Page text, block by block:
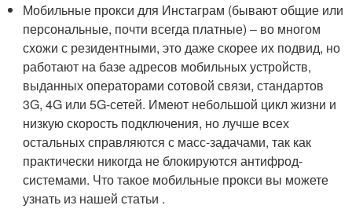
Мобильные прокси для Инстаграм (бывают общие или
персональные, почти всегда платные) – во многом
схожи с резидентными, это даже скорее их подвид, но
работают на базе адресов мобильных устройств,
выданных операторами сотовой связи, стандартов
3G, 4G или 5G-сетей. Имеют небольшой цикл жизни и
низкую скорость подключения, но лучше всех
остальных справляются с масс-задачами, так как
практически никогда не блокируются антифрод-
системами. Что такое мобильные прокси вы можете
узнать из нашей статьи .